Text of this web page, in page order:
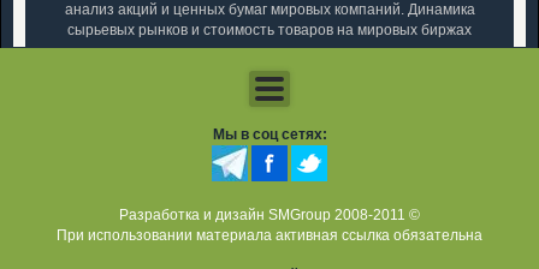
анализ акций и ценных бумаг мировых компаний. Динамика
сырьевых рынков и стоимость товаров на мировых биржах
Мы в соц сетях:
Разработка и дизайн SMGroup 2008-2011 ©
При использовании материала активная ссылка обязательна